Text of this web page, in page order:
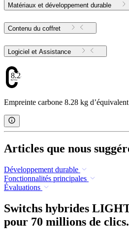
Matériaux et développement durable
Contenu du coffret
Logiciel et Assistance
8.28
Empreinte carbone 8.28 kg
Articles que nous
Développement durable
Fonctionnalités principales
Évaluations
Switchs hybrides
pour 70 millions de clics.